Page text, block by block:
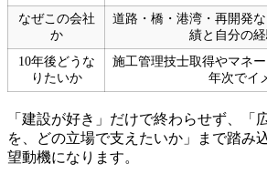
なぜこの会社
か
道路・橋・港湾・再開発
績と自分の
10年後どうな
りたいか
施工管理技士取得やマネ
年次でイ
「建設が好き」だけで終わらせず、「
を、どの立場で支えたいか」まで踏み
望動機になります。